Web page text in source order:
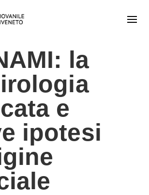
la
e
ipotesi